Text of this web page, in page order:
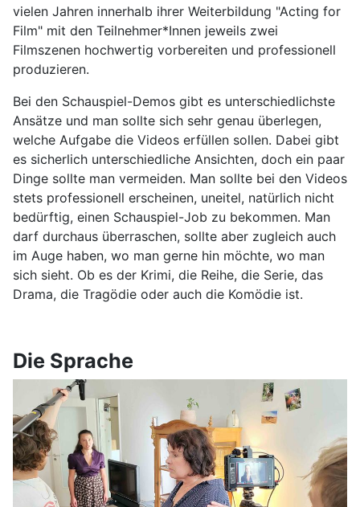
vielen Jahren innerhalb ihrer Weiterbildung "Acting for
Film" mit den Teilnehmer*Innen jeweils zwei
Filmszenen hochwertig vorbereiten und professionell
produzieren.
Bei den Schauspiel-Demos gibt es unterschiedlichste
Ansätze und man sollte sich sehr genau überlegen,
welche Aufgabe die Videos erfüllen sollen. Dabei gibt
es sicherlich unterschiedliche Ansichten, doch ein paar
Dinge sollte man vermeiden. Man sollte bei den Videos
stets professionell erscheinen, uneitel, natürlich nicht
bedürftig, einen Schauspiel-Job zu bekommen. Man
darf durchaus überraschen, sollte aber zugleich auch
im Auge haben, wo man gerne hin möchte, wo man
sich sieht. Ob es der Krimi, die Reihe, die Serie, das
Drama, die Tragödie oder auch die Komödie ist.
Die Sprache